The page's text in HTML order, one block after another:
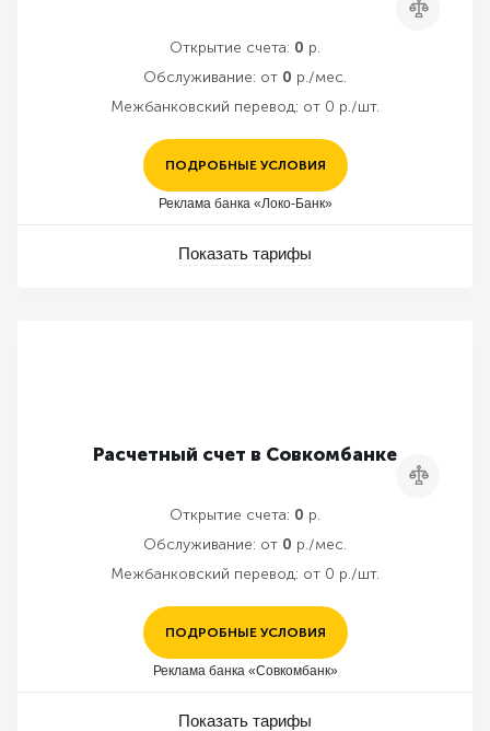
Сравнить
Открытие счета: 0 р.
Обслуживание: от 0 р./мес.
Межбанковский перевод: от 0 р./шт.
ПОДРОБНЫЕ УСЛОВИЯ
Реклама банка «Локо-Банк»
Показать тарифы
Расчетный счет в Совкомбанке
Сравнить
Открытие счета: 0 р.
Обслуживание: от 0 р./мес.
Межбанковский перевод: от 0 р./шт.
ПОДРОБНЫЕ УСЛОВИЯ
Реклама банка «Совкомбанк»
Показать тарифы